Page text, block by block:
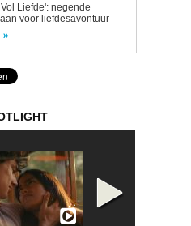
Liefde': negende
voor liefdesavontuur